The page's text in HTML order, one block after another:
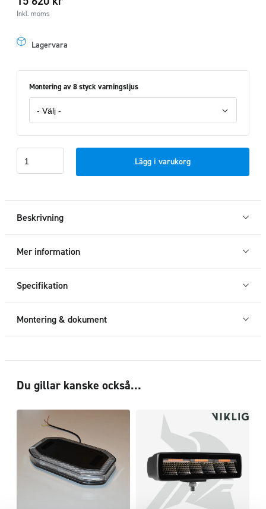
Inkl. moms
Lagervara
Montering av 8 styck varningsljus
T7
2019+
Lägg i varukorg
Beskrivning
Mer information
Specifikation
Montering & dokument
Du gillar kanske också…